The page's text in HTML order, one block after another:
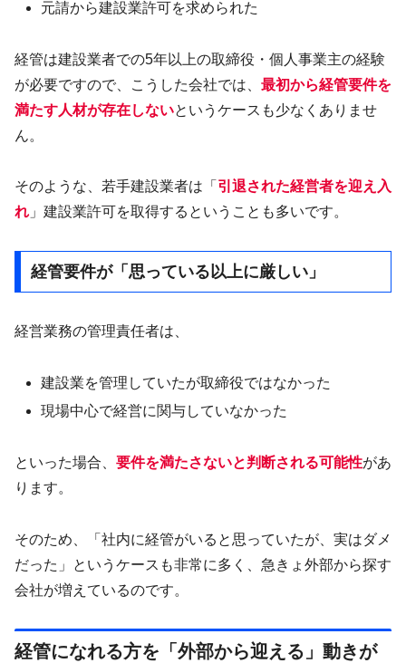
元請から建設業許可を求められた
経管は建設業者での5年以上の取締役・個人事業主の経験
が必要ですので、こうした会社では、 最初から経管要件を
満たす人材が存在しないというケースも少なくありませ
ん。
そのような、若手建設業者は「 引退された経営者を迎え入
れ 」建設業許可を取得するということも多いです。
経管要件が「思っている以上に厳しい」
経営業務の管理責任者は、
建設業を管理していたが取締役ではなかった
現場中心で経営に関与していなかった
といった場合、 要件を満たさないと判断される可能性があ
ります。
そのため、「社内に経管がいると思っていたが、実はダメ
だった」というケースも非常に多く、急きょ外部から探す
会社が増えているのです。
経管になれる方を「外部から迎える」動きが